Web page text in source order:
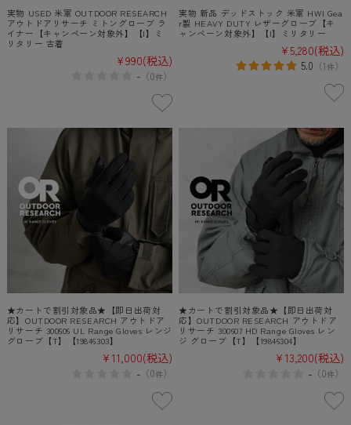
実物 USED 米軍 OUTDOOR RESEARCH
アウトドアリサーチ ミトングローブ ラ
イナー【キャンペーン対象外】【I】ミ
リタリー 古着
¥990(税込)
-（0件）
実物 新品 デッドストック 米軍 HWI Gea
r製 HEAVY DUTY レザーグローブ【キ
ャンペーン対象外】【I】ミリタリー
¥5,280(税込)
5.0 （1件）
★カートで割引対象品★【即日出荷対
応】OUTDOOR RESEARCH アウトドア
リサーチ 300606 UL Range Gloves レンジ
グローブ【T】【19846303】
¥11,000(税込)
-（0件）
★カートで割引対象品★【即日出荷対
応】OUTDOOR RESEARCH アウトドア
リサーチ 300607 HD Range Gloves レン
ジ グローブ【T】【19846304】
¥13,200(税込)
- （0件）